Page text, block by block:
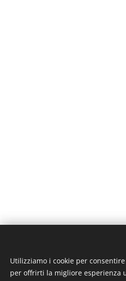
Utilizziamo i cookie per
per offrirti la migliore esperienza